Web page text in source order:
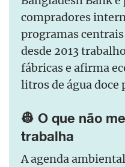
compradores
programas centrais
desde 2013
fábricas e afirma
litros de água doce
👷 O que não
trabalha
A agenda